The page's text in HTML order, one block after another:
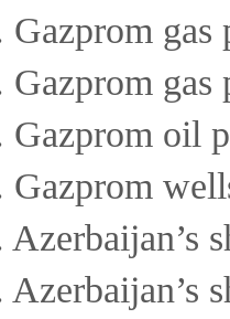
Gazprom
Gazprom
Gazprom oil
Gazprom